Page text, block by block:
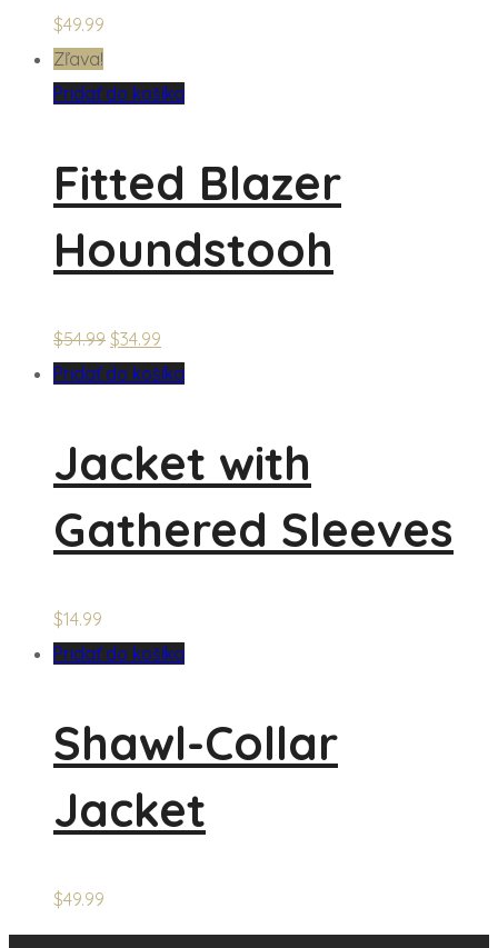
$49.99
Zľava!
Pridať do košíka
Fitted Blazer
Houndstooh
$54.99 $34.99
Pridať do košíka
Jacket with
Gathered Sleeves
$14.99
Pridať do košíka
Shawl-Collar
Jacket
$49.99